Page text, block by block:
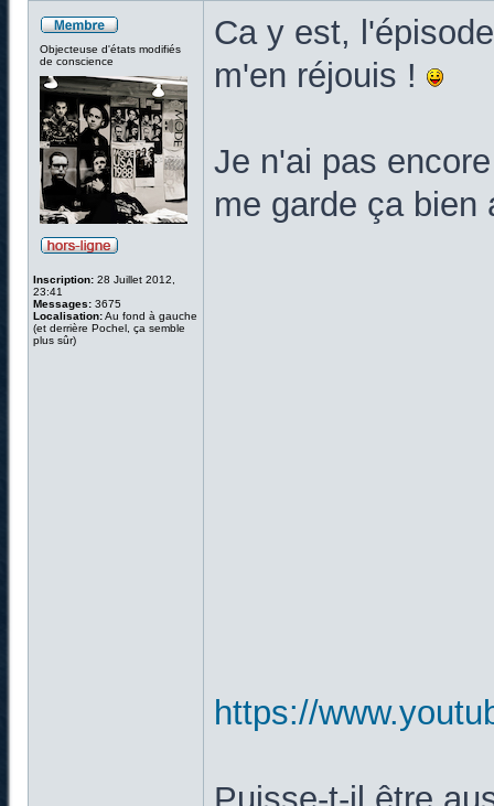
Objecteuse d'états modifiés
de conscience
Inscription: 28 Juillet 2012,
23:41
Messages: 3675
Localisation:Au fond à gauche
(et derrière Pochel, ça semble
plus sûr)
Ca y est,
m'en réjouis !
Je n'ai pas
me garde ça bien
https://